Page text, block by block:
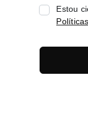
Estou
Políticas